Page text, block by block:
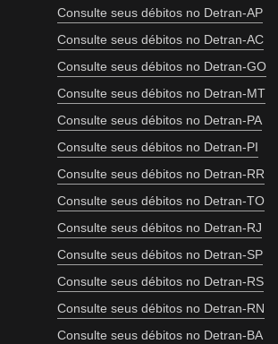
Consulte seus débitos no Detran-AP
Consulte seus débitos no Detran-AC
Consulte seus débitos no Detran-GO
Consulte seus débitos no Detran-MT
Consulte seus débitos no Detran-PA
Consulte seus débitos no Detran-PI
Consulte seus débitos no Detran-RR
Consulte seus débitos no Detran-TO
Consulte seus débitos no Detran-RJ
Consulte seus débitos no Detran-SP
Consulte seus débitos no Detran-RS
Consulte seus débitos no Detran-RN
Consulte seus débitos no Detran-BA